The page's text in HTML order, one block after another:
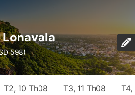
598)
T2, 10 Th08 T3, 11 Th08 T4,